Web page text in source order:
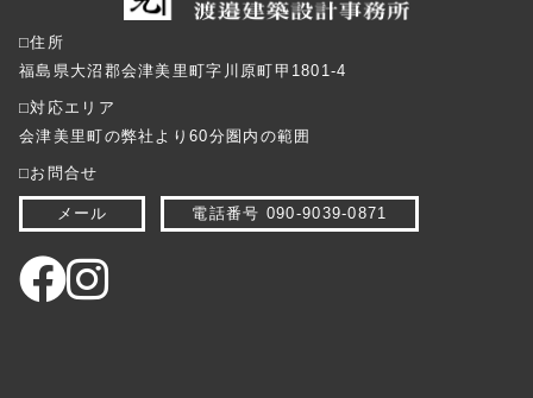
⬜︎住所
福島県大沼郡会津美里町字川原町甲1801-4
⬜︎対応エリア
会津美里町の弊社より60分圏内の範囲
⬜︎お問合せ
メール 電話番号 090-9039-0871